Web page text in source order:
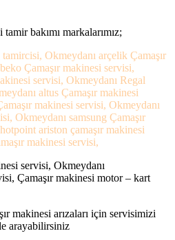
bakımı markalarımız;
Okmeydanı arçelik Çamaşır
Çamaşır makinesi servisi,
servisi, Okmeydanı Regal
altus Çamaşır makinesi
makinesi servisi, Okmeydanı
Okmeydanı samsung Çamaşır
ariston çamaşır makinesi
makinesi servisi,
servisi, Okmeydanı
Çamaşır makinesi motor – kart
makinesi arızaları için servisimizi
arayabilirsiniz